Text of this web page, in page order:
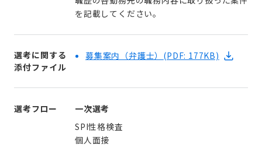
を記載してください。
選考に関する
添付ファイル
募集案内（弁護士） (PDF: 177KB)
選考フロー
一次選考
SPI性格検査
個人面接